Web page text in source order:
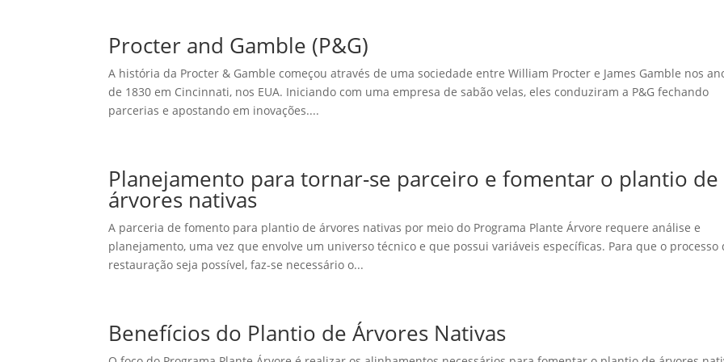
Procter and Gamble (P&G)
A história da Procter & Gamble começou através de uma sociedade entre William Procter e James Gamble nos
de 1830 em Cincinnati, nos EUA. Iniciando com uma empresa de sabão velas, eles conduziram a P&G fechando
parcerias e apostando em inovações....
Planejamento para tornar-se parceiro e fomentar o plantio de
árvores nativas
A parceria de fomento para plantio de árvores nativas por meio do Programa Plante Árvore requere análise e
planejamento, uma vez que envolve um universo técnico e que possui variáveis específicas. Para que o processo
restauração seja possível, faz-se necessário o...
Benefícios do Plantio de Árvores Nativas